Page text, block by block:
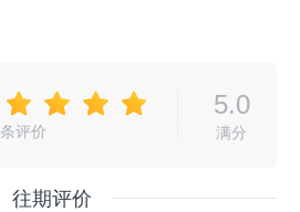
条评价
5.0
满分
往期评价